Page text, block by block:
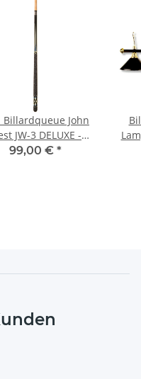
Billardqueue John
JW-3 DELUXE -
hochwertige
99,00 € *